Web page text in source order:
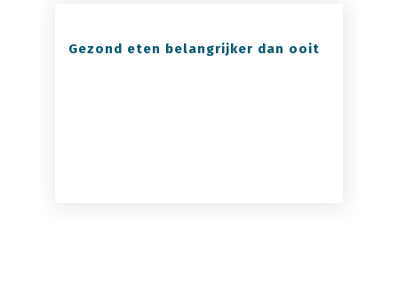
Gezond eten belangrijker dan ooit